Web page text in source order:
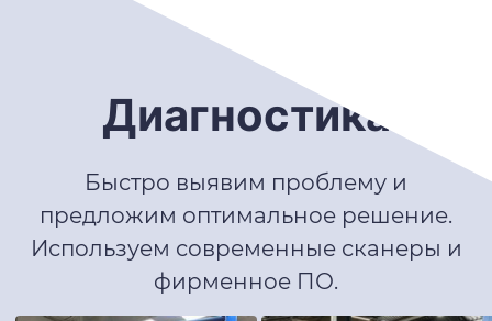
Диагностика
Быстро выявим проблему и
предложим оптимальное решение.
Используем современные сканеры и
фирменное ПО.